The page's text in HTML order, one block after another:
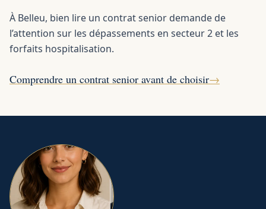
À Belleu, bien lire un contrat senior demande de
l’attention sur les dépassements en secteur 2 et les
forfaits hospitalisation.
Comprendre un contrat senior avant de choisir→